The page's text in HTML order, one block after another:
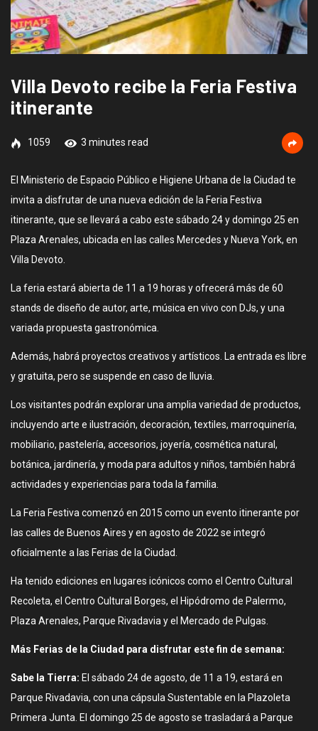
Villa Devoto recibe la Feria Festiva
itinerante
1059 3 minutes read
El Ministerio de Espacio Público e Higiene Urbana de la Ciudad te
invita a disfrutar de una nueva edición de la Feria Festiva
itinerante, que se llevará a cabo este sábado 24 y domingo 25 en
Plaza Arenales, ubicada en las calles Mercedes y Nueva York, en
Villa Devoto.
La feria estará abierta de 11 a 19 horas y ofrecerá más de 60
stands de diseño de autor, arte, música en vivo con DJs, y una
variada propuesta gastronómica.
Además, habrá proyectos creativos y artísticos. La entrada es libre
y gratuita, pero se suspende en caso de lluvia.
Los visitantes podrán explorar una amplia variedad de productos,
incluyendo arte e ilustración, decoración, textiles, marroquinería,
mobiliario, pastelería, accesorios, joyería, cosmética natural,
botánica, jardinería, y moda para adultos y niños, también habrá
actividades y experiencias para toda la familia.
La Feria Festiva comenzó en 2015 como un evento itinerante por
las calles de Buenos Aires y en agosto de 2022 se integró
oficialmente a las Ferias de la Ciudad.
Ha tenido ediciones en lugares icónicos como el Centro Cultural
Recoleta, el Centro Cultural Borges, el Hipódromo de Palermo,
Plaza Arenales, Parque Rivadavia y el Mercado de Pulgas.
Más Ferias de la Ciudad para disfrutar este fin de semana:
Sabe la Tierra: El sábado 24 de agosto, de 11 a 19, estará en
Parque Rivadavia, con una cápsula Sustentable en la Plazoleta
Primera Junta. El domingo 25 de agosto se trasladará a Parque